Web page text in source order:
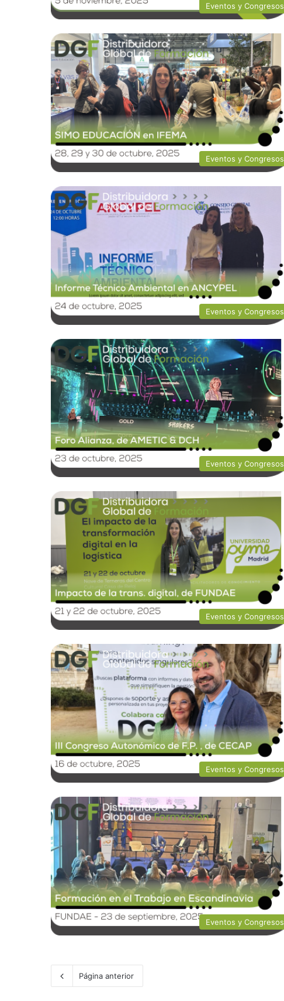
Eventos y Congresos
Eventos y Congresos
Eventos y Congresos
Eventos y Congresos
Eventos y Congresos
Eventos y Congresos
Eventos y Congresos
Página anterior